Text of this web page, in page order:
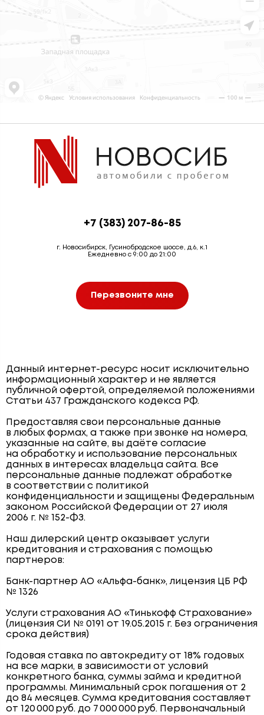
+7 (383) 207-86-85
г. Новосибирск, Гусинобродское шоссе, д.6, к.1
Ежедневно с 9:00 до 21:00
Перезвоните мне
Данный интернет-ресурс носит исключительно
информационный характер и не является
публичной офертой, определяемой положениями
Статьи 437 Гражданского кодекса РФ.
Предоставляя свои персональные данные
в любых формах, а также при звонке на номера,
указанные на сайте, вы даёте согласие
на обработку и использование персональных
данных в интересах владельца сайта. Все
персональные данные подлежат обработке
в соответствии с политикой
конфиденциальности и защищены Федеральным
законом Российской Федерации от 27 июля
2006 г. № 152-ФЗ.
Наш дилерский центр оказывает услуги
кредитования и страхования с помощью
партнеров:
Банк-партнер АО «Альфа-банк», лицензия ЦБ РФ
№ 1326
Услуги страхования АО «Тинькофф Страхование»
(лицензия СИ № 0191 от 19.05.2015 г. Без ограничения
срока действия)
Годовая ставка по автокредиту от 18% годовых
на все марки, в зависимости от условий
конкретного банка, суммы займа и кредитной
программы. Минимальный срок погашения от 2
до 84 месяцев. Сумма кредитования составляет
от 120 000 руб. до 7 000 000 руб. Первоначальный